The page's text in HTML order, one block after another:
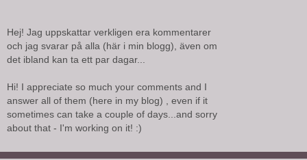
Hej! Jag uppskattar verkligen era kommentarer
och jag svarar på alla (här i min blogg), även om
det ibland kan ta ett par dagar...
Hi! I appreciate so much your comments and I
answer all of them (here in my blog) , even if it
sometimes can take a couple of days...and sorry
about that - I'm working on it! :)